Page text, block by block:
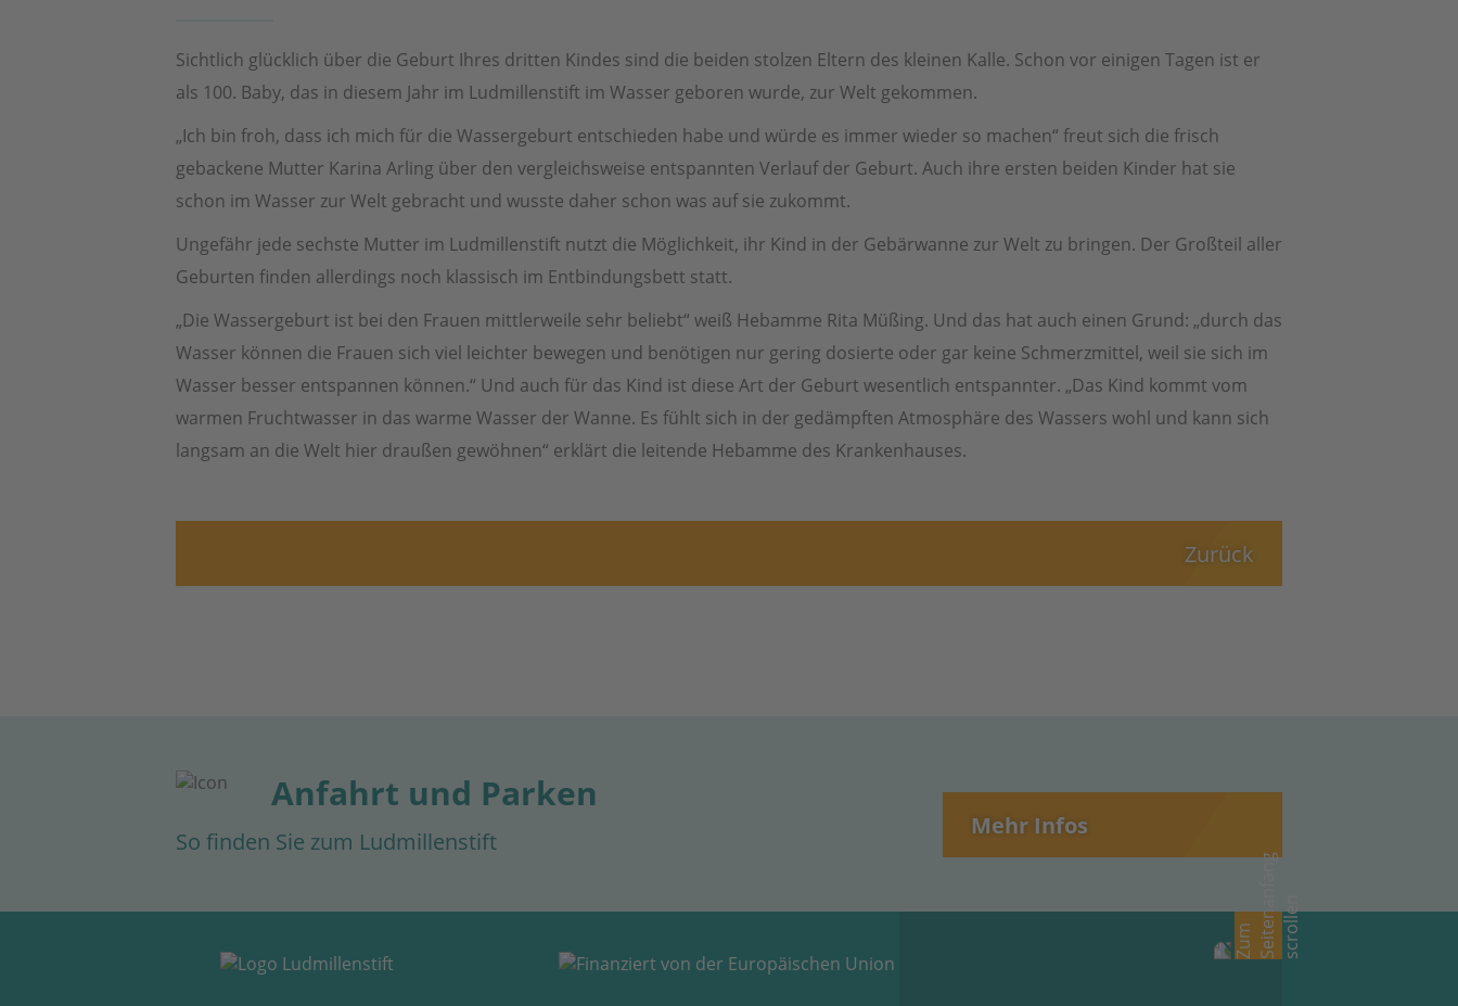
Sichtlich glücklich über die Geburt Ihres dritten Kindes sind die beiden stolzen Eltern des kleinen Kalle. Schon vor einigen Tagen ist er
als 100. Baby, das in diesem Jahr im Ludmillenstift im Wasser geboren wurde, zur Welt gekommen.
„Ich bin froh, dass ich mich für die Wassergeburt entschieden habe und würde es immer wieder so machen“ freut sich die frisch
gebackene Mutter Karina Arling über den vergleichsweise entspannten Verlauf der Geburt. Auch ihre ersten beiden Kinder hat sie
schon im Wasser zur Welt gebracht und wusste daher schon was auf sie zukommt.
Ungefähr jede sechste Mutter im Ludmillenstift nutzt die Möglichkeit, ihr Kind in der Gebärwanne zur Welt zu bringen. Der Großteil aller
Geburten finden allerdings noch klassisch im Entbindungsbett statt.
„Die Wassergeburt ist bei den Frauen mittlerweile sehr beliebt“ weiß Hebamme Rita Müßing. Und das hat auch einen Grund: „durch das
Wasser können die Frauen sich viel leichter bewegen und benötigen nur gering dosierte oder gar keine Schmerzmittel, weil sie sich im
Wasser besser entspannen können.“ Und auch für das Kind ist diese Art der Geburt wesentlich entspannter. „Das Kind kommt vom
warmen Fruchtwasser in das warme Wasser der Wanne. Es fühlt sich in der gedämpften Atmosphäre des Wassers wohl und kann sich
langsam an die Welt hier draußen gewöhnen“ erklärt die leitende Hebamme des Krankenhauses.
Zurück
Anfahrt und Parken
So finden Sie zum Ludmillenstift
Mehr Infos